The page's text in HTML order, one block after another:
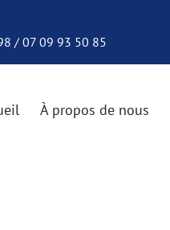
/ 07 09 93 50 85
À propos de nous